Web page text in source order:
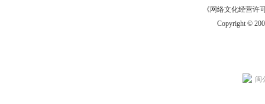
《网络文化经营许
Copyright ©
闽